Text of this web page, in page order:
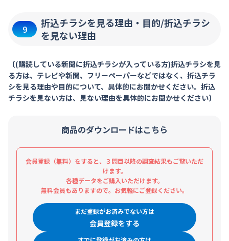
9
折込チラシを見る理由・目的/折込チラシ
を見ない理由
〔(購読している新聞に折込チラシが入っている方)折込チラシを見
る方は、テレビや新聞、フリーペーパーなどではなく、折込チラ
シを見る理由や目的について、具体的にお聞かせください。折込
チラシを見ない方は、見ない理由を具体的にお聞かせください〕
商品のダウンロードはこちら
会員登録（無料）をすると、３問目以降の調査結果もご覧いただ
けます。
各種データをご購入いただけます。
無料会員もありますので。お気軽にご登録ください。
まだ登録がお済みでない方は
会員登録をする